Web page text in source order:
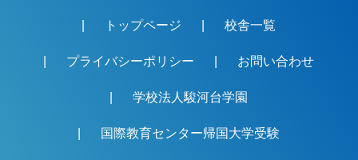
トップページ 校舎一覧
プライバシーポリシー お問い合わせ
学校法人駿河台学園
国際教育センター帰国大学受験